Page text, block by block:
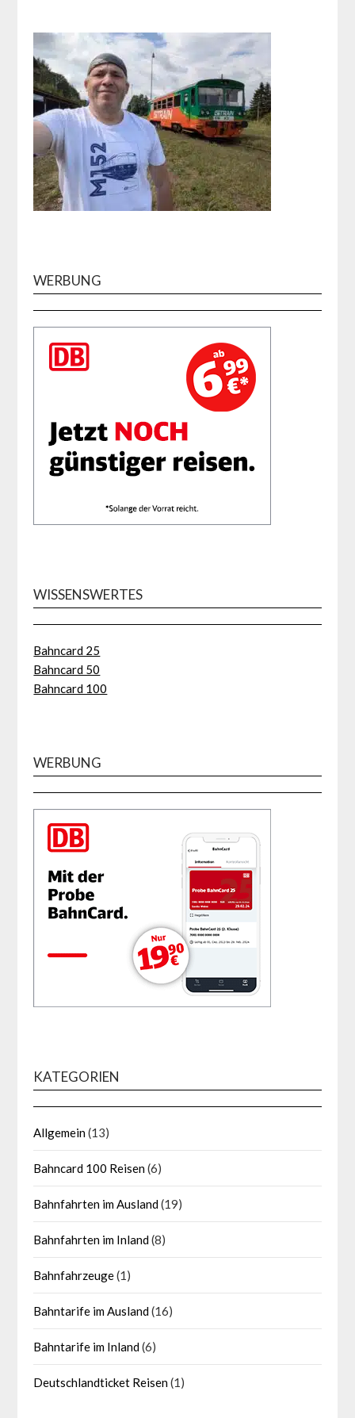
WERBUNG
WISSENSWERTES
Bahncard 25
Bahncard 50
Bahncard 100
WERBUNG
KATEGORIEN
Allgemein(13)
Bahncard 100 Reisen(6)
Bahnfahrten im Ausland(19)
Bahnfahrten im Inland(8)
Bahnfahrzeuge(1)
Bahntarife im Ausland(16)
Bahntarife im Inland(6)
Deutschlandticket Reisen(1)